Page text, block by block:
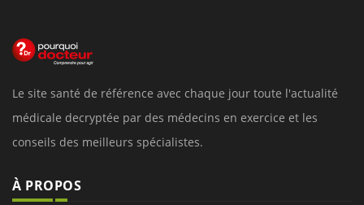
Le site santé de référence avec chaque jour toute l'actualité
médicale decryptée par des médecins en exercice et les
conseils des meilleurs spécialistes.
À PROPOS